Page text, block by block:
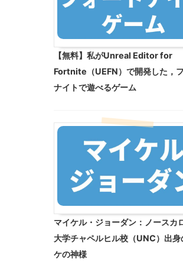
【無料】私がUnreal Editor for
Fortnite（UEFN）で開発した，
ナイトで遊べるゲーム
マイケル・ジョーダン：ノースカ
大学チャペルヒル校（UNC）出身
ケの神様